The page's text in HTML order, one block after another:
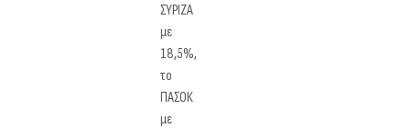
ΣΥΡΙΖΑ
με
18,5%,
το
ΠΑΣΟΚ
με